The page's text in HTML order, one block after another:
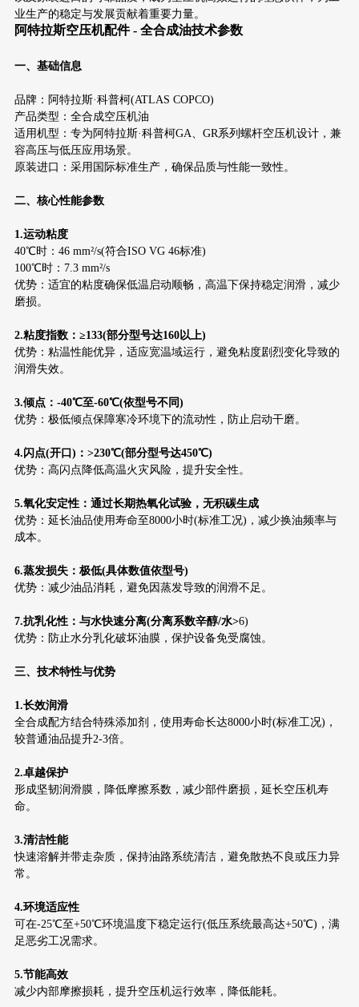
业生产的稳定与发展贡献着重要力量。
阿特拉斯空压机配件 - 全合成油技术参数
一、基础信息
品牌：阿特拉斯·科普柯(ATLAS COPCO)
产品类型：全合成空压机油
适用机型：专为阿特拉斯·科普柯GA、GR系列螺杆空压机设计，兼
容高压与低压应用场景。
原装进口：采用国际标准生产，确保品质与性能一致性。
二、核心性能参数
1.运动粘度
40℃时：46 mm²/s(符合ISO VG 46标准)
100℃时：7.3 mm²/s
优势：适宜的粘度确保低温启动顺畅，高温下保持稳定润滑，减少
磨损。
2.粘度指数：≥133(部分型号达160以上)
优势：粘温性能优异，适应宽温域运行，避免粘度剧烈变化导致的
润滑失效。
3.倾点：-40℃至-60℃(依型号不同)
优势：极低倾点保障寒冷环境下的流动性，防止启动干磨。
4.闪点(开口)：>230℃(部分型号达450℃)
优势：高闪点降低高温火灾风险，提升安全性。
5.氧化安定性：通过长期热氧化试验，无积碳生成
优势：延长油品使用寿命至8000小时(标准工况)，减少换油频率与
成本。
6.蒸发损失：极低(具体数值依型号)
优势：减少油品消耗，避免因蒸发导致的润滑不足。
7.抗乳化性：与水快速分离(分离系数辛醇/水>6)
优势：防止水分乳化破坏油膜，保护设备免受腐蚀。
三、技术特性与优势
1.长效润滑
全合成配方结合特殊添加剂，使用寿命长达8000小时(标准工况)，
较普通油品提升2-3倍。
2.卓越保护
形成坚韧润滑膜，降低摩擦系数，减少部件磨损，延长空压机寿
命。
3.清洁性能
快速溶解并带走杂质，保持油路系统清洁，避免散热不良或压力异
常。
4.环境适应性
可在-25℃至+50℃环境温度下稳定运行(低压系统最高达+50℃)，满
足恶劣工况需求。
5.节能高效
减少内部摩擦损耗，提升空压机运行效率，降低能耗。